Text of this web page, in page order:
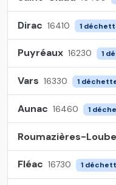
Dirac 16410 1
Puyréaux 16230 1
Vars 16330 1
Aunac 16460 1
Roumazières-
Fléac 16730 1